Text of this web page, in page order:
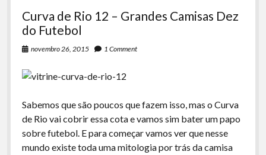
Curva de Rio 12 – Grandes Camisas Dez
do Futebol
novembro 26, 2015 1 Comment
Sabemos que são poucos que fazem isso, mas o Curva
de Rio vai cobrir essa cota e vamos sim bater um papo
sobre futebol. E para começar vamos ver que nesse
mundo existe toda uma mitologia por trás da camisa